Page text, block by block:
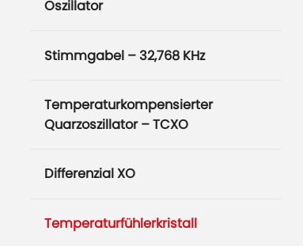
Oszillator
Stimmgabel – 32,768 KHz
Temperaturkompensierter
Quarzoszillator – TCXO
Differenzial XO
Temperaturfühlerkristall